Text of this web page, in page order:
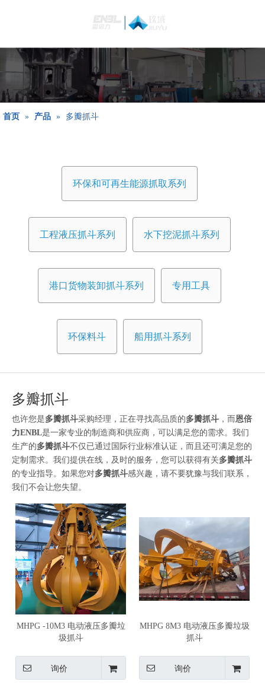
indonesia
日本語
Pусский
首页 » 产品 » 多瓣抓斗
环保和可再生能源抓取系列
工程液压抓斗系列 水下挖泥抓斗系列
港口货物装卸抓斗系列 专用工具
环保料斗 船用抓斗系列
多瓣抓斗
也许您是多瓣抓斗采购经理，正在寻找高品质的多瓣抓斗 ，而恩倍
力ENBL是一家专业的制造商和供应商，可以满足您的需求。我们
生产的多瓣抓斗不仅已通过国际行业标准认证，而且还可满足您的
定制需求。我们提供在线，及时的服务，您可以获得有关多瓣抓斗
的专业指导。如果您对多瓣抓斗感兴趣，请不要犹豫与我们联系，
我们不会让您失望。
MHPG -10M3 电动液压多瓣垃
圾抓斗
询价
MHPG 8M3 电动液压多瓣垃圾
抓斗
询价